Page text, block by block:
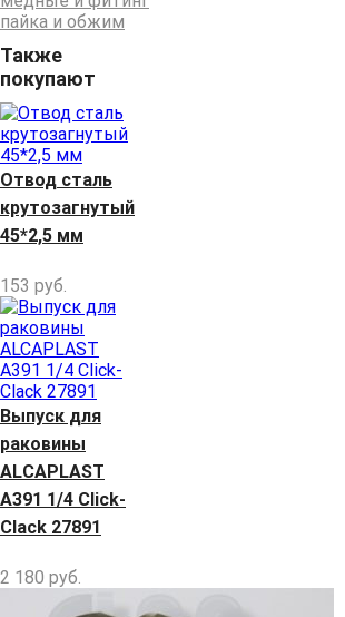
пайка и обжим
Также
покупают
Отвод сталь
крутозагнутый
45*2,5 мм
153 руб.
Выпуск для
раковины
ALCAPLAST
A391 1/4 Click-
Clack 27891
2 180 руб.